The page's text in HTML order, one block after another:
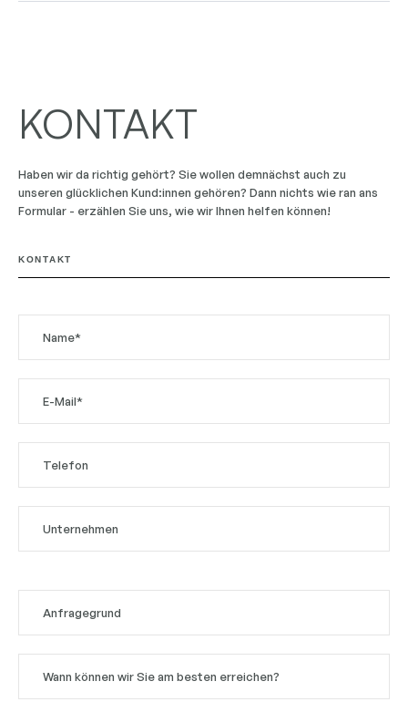
KONTAKT
Haben wir da richtig gehört? Sie wollen demnächst auch zu
unseren glücklichen Kund:innen gehören? Dann nichts wie ran ans
Formular - erzählen Sie uns, wie wir Ihnen helfen können!
KONTAKT